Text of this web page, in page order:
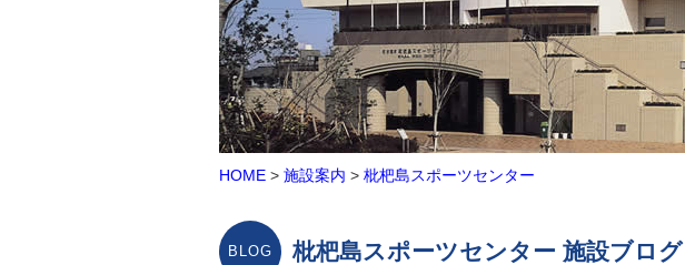
HOME > 施設案内 > 枇杷島スポーツセンター
枇杷島スポーツセンター 施設ブログ